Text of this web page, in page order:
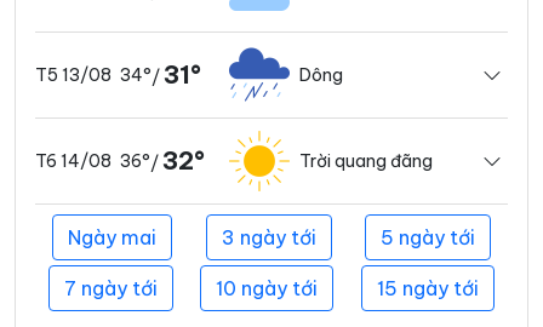
T5 13/08 34°/ 31° Dông
T6 14/08 36°/ 32° Trời quang đãng
Ngày mai 3 ngày tới 5 ngày tới
7 ngày tới 10 ngày tới 15 ngày tới